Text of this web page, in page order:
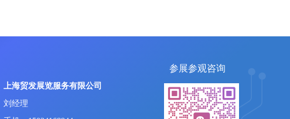
上海贸发展览服务有限公司
刘经理
参展参观咨询